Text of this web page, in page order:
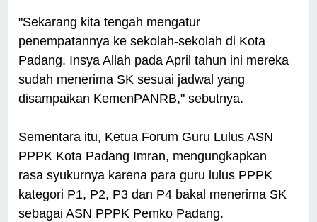
"Sekarang kita tengah mengatur
penempatannya ke sekolah-sekolah di Kota
Padang. Insya Allah pada April tahun ini mereka
sudah menerima SK sesuai jadwal yang
disampaikan KemenPANRB," sebutnya.
Sementara itu, Ketua Forum Guru Lulus ASN
PPPK Kota Padang Imran, mengungkapkan
rasa syukurnya karena para guru lulus PPPK
kategori P1, P2, P3 dan P4 bakal menerima SK
sebagai ASN PPPK Pemko Padang.